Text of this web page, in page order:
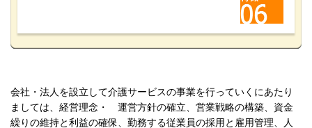
会社・法人を設立して介護サービスの事業を行っていくにあたり
ましては、経営理念・ 運営方針の確立、営業戦略の構築、資金
繰りの維持と利益の確保、勤務する従業員の採用と雇用管理、人